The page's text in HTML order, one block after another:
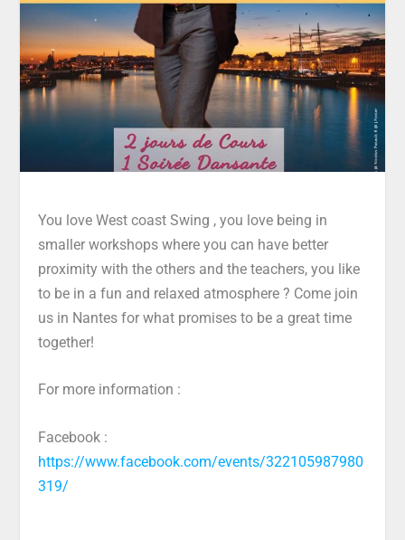
You love West coast Swing , you love being in
smaller workshops where you can have better
proximity with the others and the teachers, you like
to be in a fun and relaxed atmosphere ? Come join
us in Nantes for what promises to be a great time
together!
For more information :
Facebook :
https://www.facebook.com/events/322105987980
319/